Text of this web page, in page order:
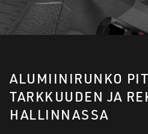
ALUMIINIRUNKO
TARKKUUDEN JA
HALLINNASSA